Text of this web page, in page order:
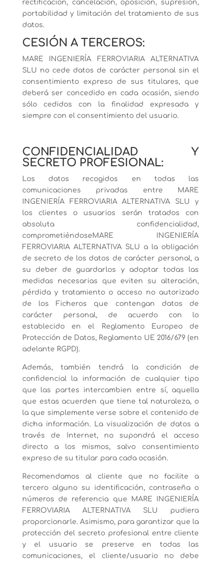
rectificación, cancelación, oposición, supresión,
portabilidad y limitación del tratamiento de sus
datos.
CESIÓN A TERCEROS:
MARE INGENIERÍA FERROVIARIA ALTERNATIVA
SLU no cede datos de carácter personal sin el
consentimiento expreso de sus titulares, que
deberá ser concedido en cada ocasión, siendo
sólo cedidos con la finalidad expresada y
siempre con el consentimiento del usuario.
CONFIDENCIALIDAD Y
SECRETO PROFESIONAL:
Los datos recogidos en todas las
comunicaciones privadas entre MARE
INGENIERÍA FERROVIARIA ALTERNATIVA SLU y
los clientes o usuarios serán tratados con
absoluta confidencialidad,
comprometiéndoseMARE INGENIERÍA
FERROVIARIA ALTERNATIVA SLU a la obligación
de secreto de los datos de carácter personal, a
su deber de guardarlos y adoptar todas las
medidas necesarias que eviten su alteración,
pérdida y tratamiento o acceso no autorizado
de los Ficheros que contengan datos de
carácter personal, de acuerdo con lo
establecido en el Reglamento Europeo de
Protección de Datos, Reglamento UE 2016/679 (en
adelante RGPD).
Además, también tendrá la condición de
confidencial la información de cualquier tipo
que las partes intercambien entre sí, aquella
que estas acuerden que tiene tal naturaleza, o
la que simplemente verse sobre el contenido de
dicha información. La visualización de datos a
través de Internet, no supondrá el acceso
directo a los mismos, salvo consentimiento
expreso de su titular para cada ocasión.
Recomendamos al cliente que no facilite a
tercero alguno su identificación, contraseña o
números de referencia que MARE INGENIERÍA
FERROVIARIA ALTERNATIVA SLU pudiera
proporcionarle. Asimismo, para garantizar que la
protección del secreto profesional entre cliente
y el usuario se preserve en todas las
comunicaciones, el cliente/usuario no debe